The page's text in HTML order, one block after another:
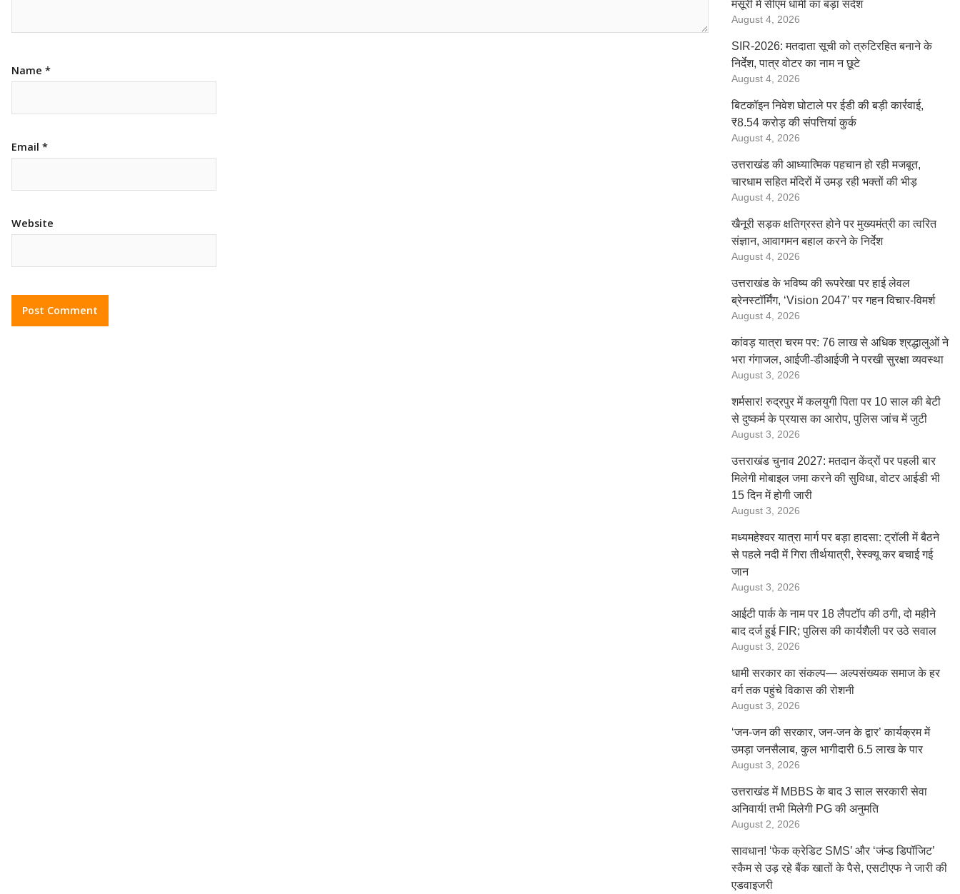
Name *
Email *
Website
मसूरी में सीएम धामी का बड़ा संदेश
August 4, 2026
SIR-2026: मतदाता सूची को त्रुटिरहित बनाने के
निर्देश, पात्र वोटर का नाम न छूटे
August 4, 2026
बिटकॉइन निवेश घोटाले पर ईडी की बड़ी कार्रवाई,
₹8.54 करोड़ की संपत्तियां कुर्क
August 4, 2026
उत्तराखंड की आध्यात्मिक पहचान हो रही मजबूत,
चारधाम सहित मंदिरों में उमड़ रही भक्तों की भीड़
August 4, 2026
खैनूरी सड़क क्षतिग्रस्त होने पर मुख्यमंत्री का त्वरित
संज्ञान, आवागमन बहाल करने के निर्देश
August 4, 2026
उत्तराखंड के भविष्य की रूपरेखा पर हाई लेवल
ब्रेनस्टॉर्मिंग, ‘Vision 2047’ पर गहन विचार-विमर्श
August 4, 2026
कांवड़ यात्रा चरम पर: 76 लाख से अधिक श्रद्धालुओं ने
भरा गंगाजल, आईजी-डीआईजी ने परखी सुरक्षा व्यवस्था
August 3, 2026
शर्मसार! रुद्रपुर में कलयुगी पिता पर 10 साल की बेटी
से दुष्कर्म के प्रयास का आरोप, पुलिस जांच में जुटी
August 3, 2026
उत्तराखंड चुनाव 2027: मतदान केंद्रों पर पहली बार
मिलेगी मोबाइल जमा करने की सुविधा, वोटर आईडी भी
15 दिन में होगी जारी
August 3, 2026
मध्यमहेश्वर यात्रा मार्ग पर बड़ा हादसा: ट्रॉली में बैठने
से पहले नदी में गिरा तीर्थयात्री, रेस्क्यू कर बचाई गई
जान
August 3, 2026
आईटी पार्क के नाम पर 18 लैपटॉप की ठगी, दो महीने
बाद दर्ज हुई FIR; पुलिस की कार्यशैली पर उठे सवाल
August 3, 2026
धामी सरकार का संकल्प— अल्पसंख्यक समाज के हर
वर्ग तक पहुंचे विकास की रोशनी
August 3, 2026
‘जन-जन की सरकार, जन-जन के द्वार’ कार्यक्रम में
उमड़ा जनसैलाब, कुल भागीदारी 6.5 लाख के पार
August 3, 2026
उत्तराखंड में MBBS के बाद 3 साल सरकारी सेवा
अनिवार्य! तभी मिलेगी PG की अनुमति
August 2, 2026
सावधान! ‘फेक क्रेडिट SMS’ और ‘जंप्ड डिपॉजिट’
स्कैम से उड़ रहे बैंक खातों के पैसे, एसटीएफ ने जारी की
एडवाइजरी